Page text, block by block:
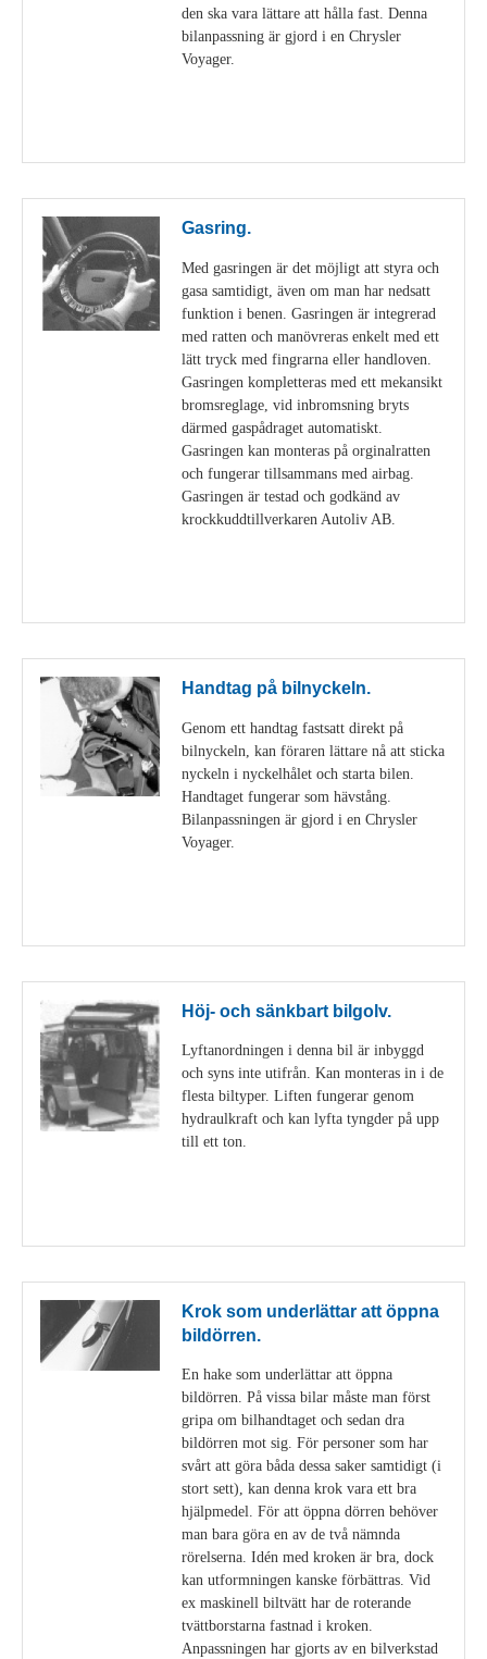
den ska vara lättare att hålla fast. Denna
bilanpassning är gjord i en Chrysler
Voyager.
Gasring.
Med gasringen är det möjligt att styra och
gasa samtidigt, även om man har nedsatt
funktion i benen. Gasringen är integrerad
med ratten och manövreras enkelt med ett
lätt tryck med fingrarna eller handloven.
Gasringen kompletteras med ett mekansikt
bromsreglage, vid inbromsning bryts
därmed gaspådraget automatiskt.
Gasringen kan monteras på orginalratten
och fungerar tillsammans med airbag.
Gasringen är testad och godkänd av
krockkuddtillverkaren Autoliv AB.
Handtag på bilnyckeln.
Genom ett handtag fastsatt direkt på
bilnyckeln, kan föraren lättare nå att sticka
nyckeln i nyckelhålet och starta bilen.
Handtaget fungerar som hävstång.
Bilanpassningen är gjord i en Chrysler
Voyager.
Höj- och sänkbart bilgolv.
Lyftanordningen i denna bil är inbyggd
och syns inte utifrån. Kan monteras in i de
flesta biltyper. Liften fungerar genom
hydraulkraft och kan lyfta tyngder på upp
till ett ton.
Krok som underlättar att öppna
bildörren.
En hake som underlättar att öppna
bildörren. På vissa bilar måste man först
gripa om bilhandtaget och sedan dra
bildörren mot sig. För personer som har
svårt att göra båda dessa saker samtidigt (i
stort sett), kan denna krok vara ett bra
hjälpmedel. För att öppna dörren behöver
man bara göra en av de två nämnda
rörelserna. Idén med kroken är bra, dock
kan utformningen kanske förbättras. Vid
ex maskinell biltvätt har de roterande
tvättborstarna fastnad i kroken.
Anpassningen har gjorts av en bilverkstad